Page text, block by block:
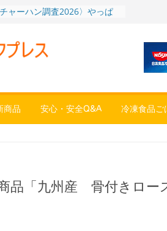
チャーハン調査2026〉やっぱ
プレート№1のニップン、9月
ランド『ニップン、彩りごは
”おいしさ”をアピール
～”を知る
WONDER」5周年～夏に限
品☆全国制覇への道～
第７
商品 安心・安全Q&A 冷凍食品ご
品「九州産 骨付きロ